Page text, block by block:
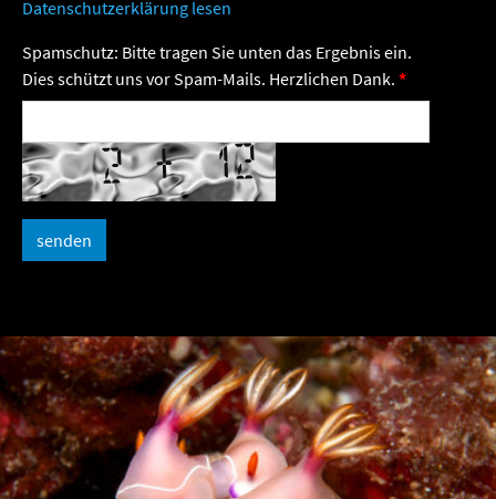
Datenschutzerklärung lesen
Spamschutz: Bitte tragen Sie unten das Ergebnis ein.
Dies schützt uns vor Spam-Mails. Herzlichen Dank.